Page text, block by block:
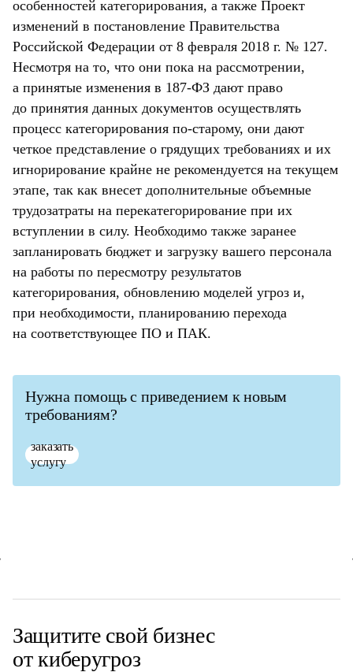
особенностей категорирования, а также Проект
изменений в постановление Правительства
Российской Федерации от 8 февраля 2018 г. № 127.
Несмотря на то, что они пока на рассмотрении,
а принятые изменения в 187-ФЗ дают право
до принятия данных документов осуществлять
процесс категорирования по-старому, они дают
четкое представление о грядущих требованиях и их
игнорирование крайне не рекомендуется на текущем
этапе, так как внесет дополнительные объемные
трудозатраты на перекатегорирование при их
вступлении в силу. Необходимо также заранее
запланировать бюджет и загрузку вашего персонала
на работы по пересмотру результатов
категорирования, обновлению моделей угроз и,
при необходимости, планированию перехода
на соответствующее ПО и ПАК.
Нужна помощь с приведением к новым
требованиям?
заказать
услугу
Защитите свой бизнес
от киберугроз